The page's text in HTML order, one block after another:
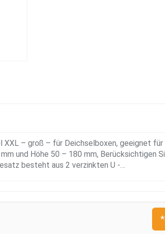
– groß – für Deichselboxen, geeignet für
und Höhe 50 – 180 mm, Berücksichtigen
besteht aus 2 verzinkten U -…